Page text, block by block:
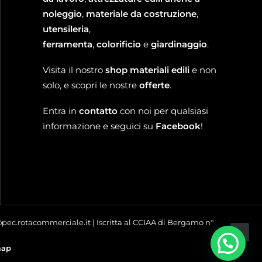
noleggio, materiale da costruzione,
utensileria,
ferramenta, colorificio e giardinaggio.
Visita il nostro shop materiali edili e non
solo, e scopri le nostre offerte.
Entra in contatto con noi per qualsiasi
informazione e seguici su Facebook!
| Iscritta al CCIAA di Bergamo n°